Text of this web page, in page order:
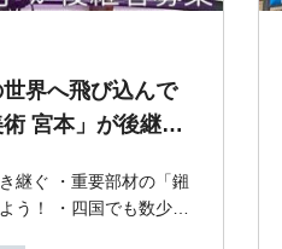
世界へ飛び込んで
宮本」が後継者
継ぐ ・重要部材の「鎺
う！ ・四国でも数少な